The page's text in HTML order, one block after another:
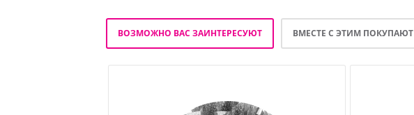
ВОЗМОЖНО ВАС ЗАИНТЕРЕСУЮТ ВМЕСТЕ С ЭТИМ ПОКУПАЮТ